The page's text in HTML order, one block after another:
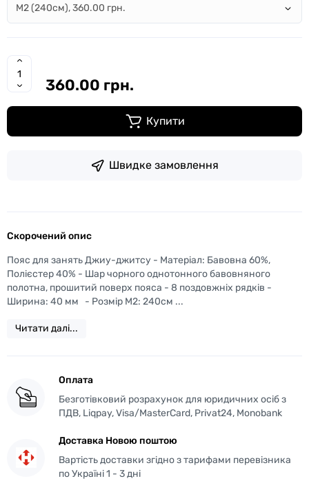
360.00 грн.
Купити
Швидке замовлення
Скорочений опис
Пояс для занять Джиу-джитсу - Матеріал: Бавовна 60%,
Полієстер 40% - Шар чорного однотонного бавовняного
полотна, прошитий поверх пояса - 8 поздовжніх рядків -
Ширина: 40 мм - Розмір М2: 240см ...
Читати далі...
Оплата
Безготівковий розрахунок для юридичних осіб з
ПДВ, Liqpay, Visa/MasterCard, Privat24, Monobank
Доставка Новою поштою
Вартість доставки згідно з тарифами перевізника
по Україні 1 - 3 дні